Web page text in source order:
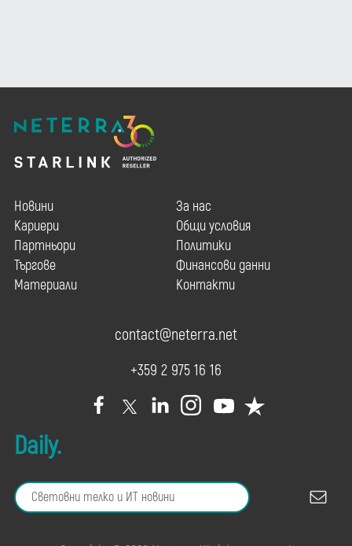
Новини
Кариери
Партньори
Търгове
Материали
За нас
Общи условия
Политики
Финансови данни
Контакти
contact@neterra.net
+359 2 975 16 16
Daily.